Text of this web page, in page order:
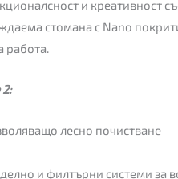
и креативност
стомана с Nano
работа.
лесно почистване
и филтърни системи за